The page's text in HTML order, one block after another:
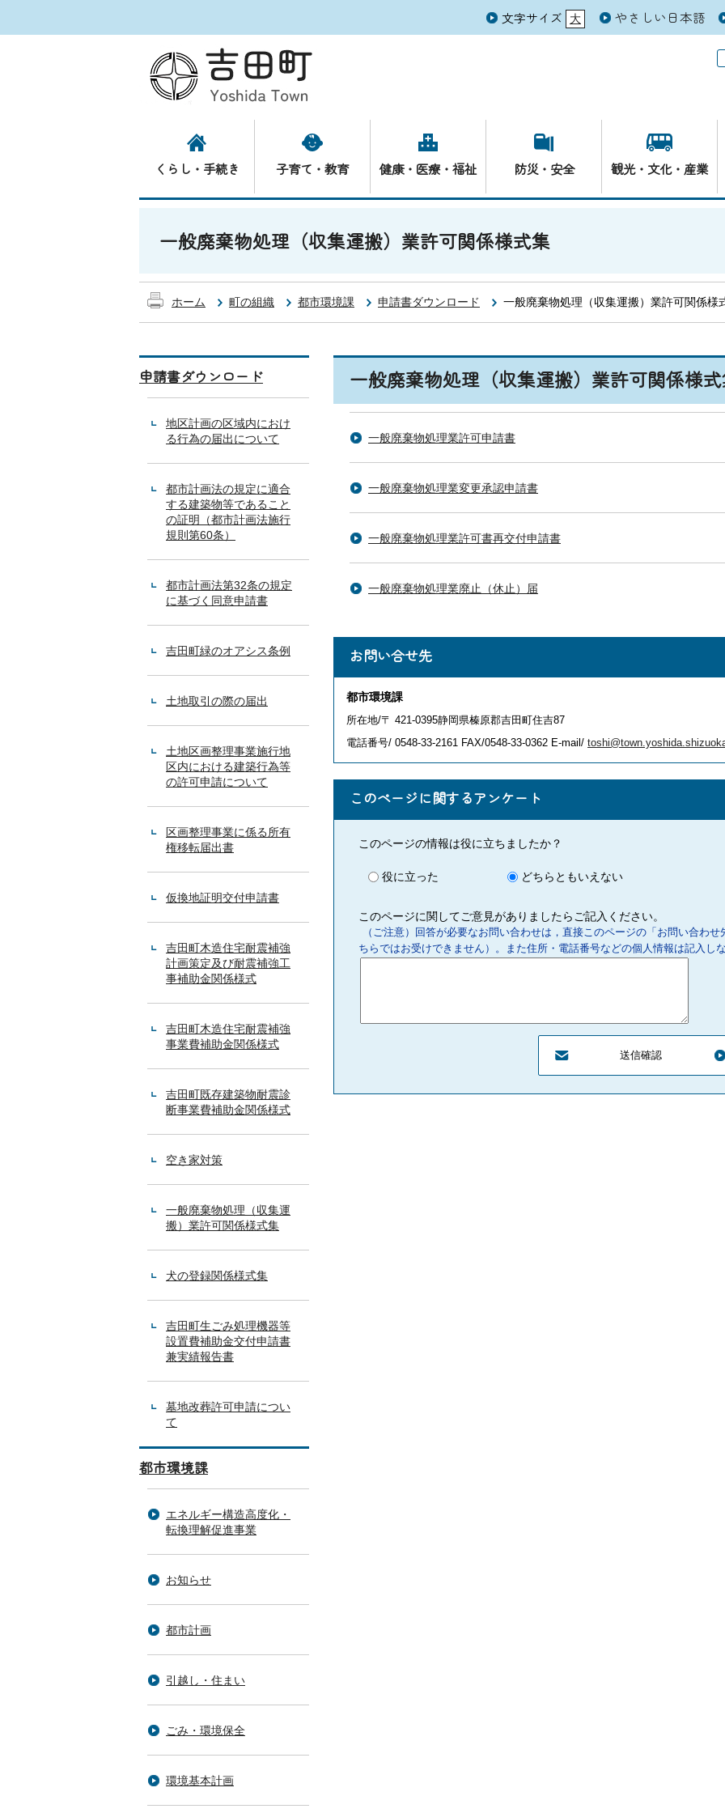
文字サイズ 大
元 やさしい日本語
くらし・手続き 子育て・教育 健康・医療・福祉 防災・安全 観光・文化・産業
一般廃棄物処理（収集運搬）業許可関係様式集
ホーム 町の組織 都市環境課 申請書ダウンロード 一般廃棄物処理（収集運搬）業許可関係様
申請書ダウンロード
地区計画の区域内におけ
る行為の届出について
都市計画法の規定に適合
する建築物等であること
の証明（都市計画法施行
規則第60条）
都市計画法第32条の規定
に基づく同意申請書
吉田町緑のオアシス条例
土地取引の際の届出
土地区画整理事業施行地
区内における建築行為等
の許可申請について
区画整理事業に係る所有
権移転届出書
仮換地証明交付申請書
吉田町木造住宅耐震補強
計画策定及び耐震補強工
事補助金関係様式
吉田町木造住宅耐震補強
事業費補助金関係様式
吉田町既存建築物耐震診
断事業費補助金関係様式
空き家対策
一般廃棄物処理（収集運
搬）業許可関係様式集
犬の登録関係様式集
吉田町生ごみ処理機器等
設置費補助金交付申請書
兼実績報告書
墓地改葬許可申請につい
て
都市環境課
エネルギー構造高度化・
転換理解促進事業
お知らせ
都市計画
引越し・住まい
ごみ・環境保全
環境基本計画
一般廃棄物処理（収集運搬）業許可関係様
一般廃棄物処理業許可申請書
一般廃棄物処理業変更承認申請書
一般廃棄物処理業許可書再交付申請書
一般廃棄物処理業廃止（休止）届
お問い合せ先
都市環境課
所在地/〒 421-0395静岡県榛原郡吉田町住吉87
電話番号/ 0548-33-2161 FAX/0548-33-0362 E-mail/
このページに関するアンケート
このページの情報は役に立ちましたか？
役に立った どちらともいえない
このページに関してご意見がありましたらご記入ください。
（ご注意）回答が必要なお問い合わせは，直接このページの「お問い合わ
ちらではお受けできません）。また住所・電話番号などの個人情報は記入し